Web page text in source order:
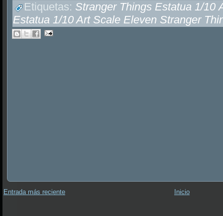
Etiquetas: Stranger Things Estatua 1/10
Estatua 1/10 Art Scale Eleven Stranger
Entrada más reciente Inicio